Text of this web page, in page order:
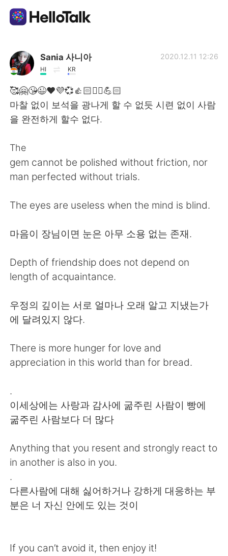
App di scambio linguistico
AI Grammar Checker
Italiano
繁體中文 Español
العربية Français
Deutsch 日本語
한국어 Русский
ไทย Indonesia
Türkçe Tiếng Việt
Sania 사니아
HI KR
2020.12.11 12:26
🥰🤗😘😉❤️💜💞👍🏻✌🏻💪🏻
마찰 없이 보석을 광나게 할 수 없듯 시련 없이 사람
을 완전하게 할수 없다.
The
gem cannot be polished without friction, nor
man perfected without trials.
The eyes are useless when the mind is blind.
마음이 장님이면 눈은 아무 소용 없는 존재.
Depth of friendship does not depend on
length of acquaintance.
우정의 깊이는 서로 얼마나 오래 알고 지냈는가
에 달려있지 않다.
There is more hunger for love and
appreciation in this world than for bread.
.
이세상에는 사랑과 감사에 굶주린 사람이 빵에
굶주린 사람보다 더 많다
Anything that you resent and strongly react to
in another is also in you.
.
다른사람에 대해 싫어하거나 강하게 대응하는 부
분은 너 자신 안에도 있는 것이
If you can’t avoid it, then enjoy it!